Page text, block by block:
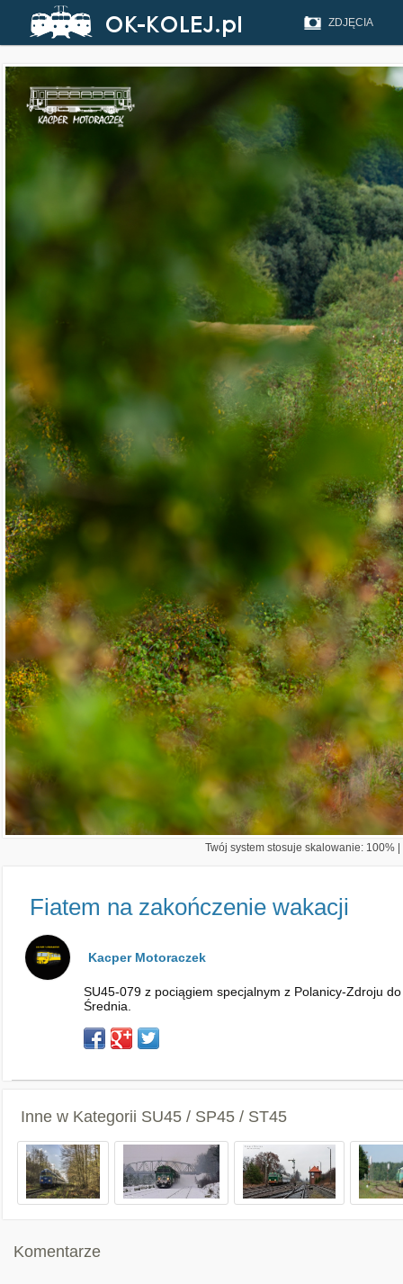
ZDJĘCIA
Twój system stosuje skalowanie: 100%
Fiatem na zakończenie wakacji
Kacper Motoraczek
SU45-079 z pociągiem specjalnym z Polanicy-Zdroju
Średnia.
Inne w Kategorii SU45 / SP45 / ST45
Komentarze